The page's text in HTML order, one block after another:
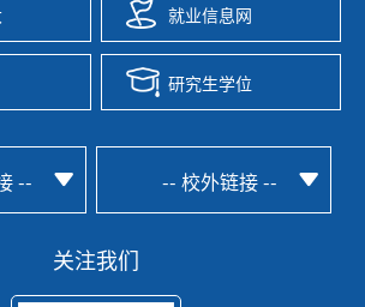
就业信息网
研究生学位
-- -- 校外链接 --
关注我们